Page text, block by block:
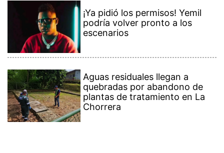
¡Ya pidió los permisos! Yemil
podría volver pronto a los
escenarios
Aguas residuales llegan a
quebradas por abandono de
plantas de tratamiento en La
Chorrera